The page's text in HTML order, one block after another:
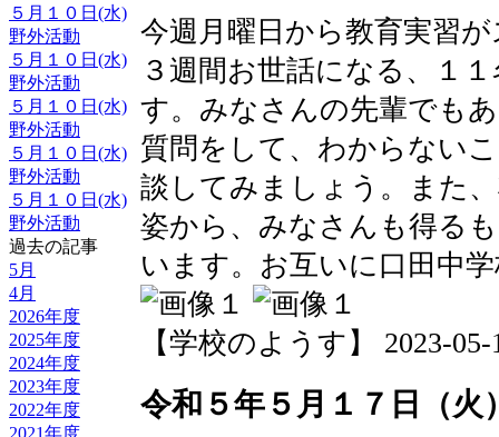
５月１０日(水)
野外活動
５月１０日(水)
野外活動
５月１０日(水)
野外活動
５月１０日(水)
野外活動
５月１０日(水)
野外活動
過去の記事
5月
4月
2026年度
2025年度
2024年度
2023年度
2022年度
2021年度
今週月曜日から教育実習
３週間お世話になる、１
す。みなさんの先輩でも
質問をして、わからない
談してみましょう。また
姿から、みなさんも得る
います。お互いに口田中
【学校のようす】 2023-05-
令和５年５月１７日（火